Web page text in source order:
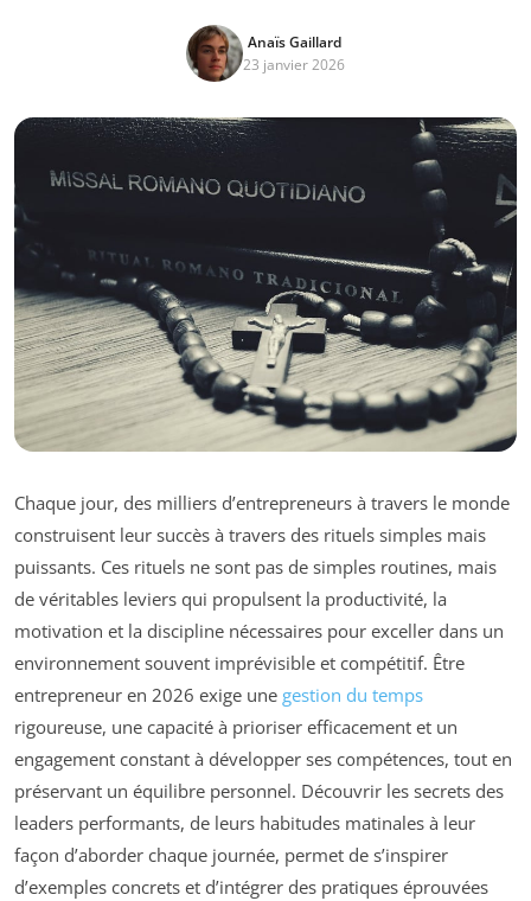
Anaïs Gaillard
23 janvier 2026
Chaque jour, des milliers d’entrepreneurs à travers le monde
construisent leur succès à travers des rituels simples mais
puissants. Ces rituels ne sont pas de simples routines, mais
de véritables leviers qui propulsent la productivité, la
motivation et la discipline nécessaires pour exceller dans un
environnement souvent imprévisible et compétitif. Être
entrepreneur en 2026 exige une gestion du temps
rigoureuse, une capacité à prioriser efficacement et un
engagement constant à développer ses compétences, tout en
préservant un équilibre personnel. Découvrir les secrets des
leaders performants, de leurs habitudes matinales à leur
façon d’aborder chaque journée, permet de s’inspirer
d’exemples concrets et d’intégrer des pratiques éprouvées